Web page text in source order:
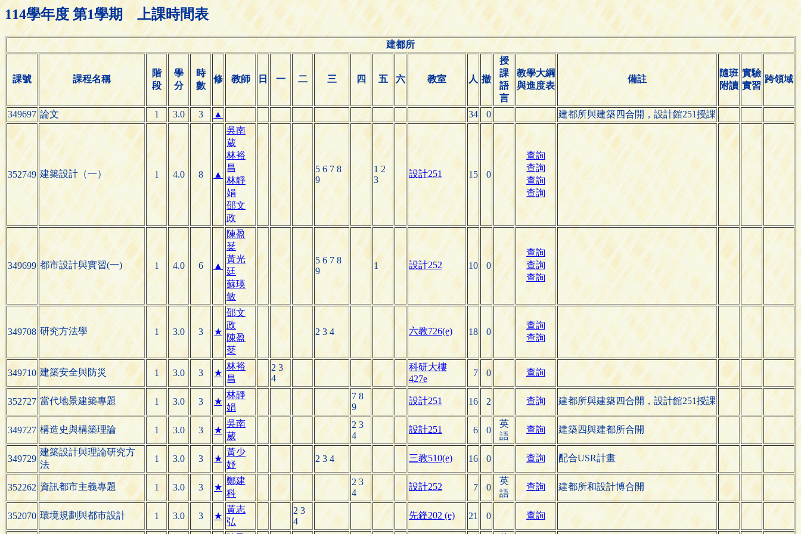
114學年度 第1學期 上課時間表
建都所
課號 課程名稱
階
段
學
分
時
數
修 教師 日 一 二 三 四 五 六 教室 人 撤
授
課
語
言
教學大綱
與進度表
備註
隨班
附讀
實驗
實習
跨領域
349697 論文 1 3.0 3 ▲ 34 0 建都所與建築四合開，設計館251授課
352749 建築設計（一） 1 4.0 8 ▲
吳南
葳
林裕
昌
林靜
娟
邵文
政
5 6 7 8
9
1 2
3
設計251 15 0
查詢
查詢
查詢
查詢
349699 都市設計與實習(一) 1 4.0 6 ▲
陳盈
棻
黃光
廷
蘇瑛
敏
5 6 7 8
9
1 設計252 10 0
查詢
查詢
查詢
349708 研究方法學 1 3.0 3 ★
邵文
政
陳盈
棻
2 3 4 六教726(e) 18 0
查詢
查詢
349710 建築安全與防災 1 3.0 3 ★
林裕
昌
2 3
4
科研大樓
427e
7 0 查詢
352727 當代地景建築專題 1 3.0 3 ★
林靜
娟
7 8
9
設計251 16 2 查詢 建都所與建築四合開，設計館251授課
349727 構造史與構築理論 1 3.0 3 ★
吳南
葳
2 3
4
設計251 6 0
英
語
查詢 建築四與建都所合開
349729
建築設計與理論研究方
法
1 3.0 3 ★
黃少
妤
2 3 4 三教510(e) 16 0 查詢 配合USR計畫
352262 資訊都市主義專題 1 3.0 3 ★
鄭建
科
2 3
4
設計252 7 0
英
語
查詢 建都所和設計博合開
352070 環境規劃與都市設計 1 3.0 3 ★
黃志
弘
2 3
4
先鋒202 (e) 21 0 查詢